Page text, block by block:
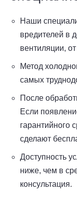
Наши
вредителей в
вентиляции,
Метод
самых
После
Если
гарантийного
сделают
Доступность
ниже, чем в
консультация.